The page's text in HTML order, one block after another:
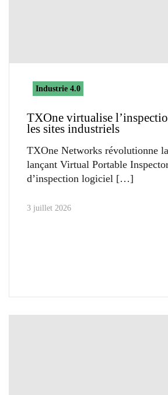
Industrie 4.0
TXOne virtualise
les sites industriels
TXOne Networks révolutionne
lançant Virtual Portable
d’inspection logiciel
3 juillet 2026